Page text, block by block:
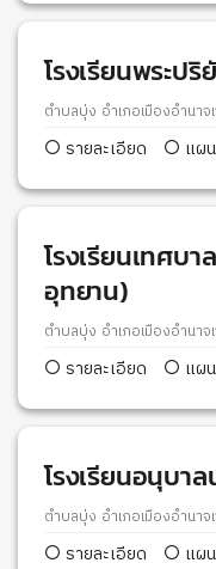
โรงเรียนพระป
ตำบลบุ่ง อำเภอเมืองอำนา
รายละเอียด แผ
โรงเรียนเทศบ
อุทยาน)
ตำบลบุ่ง อำเภอเมืองอำนา
รายละเอียด แผ
โรงเรียนอนุบา
ตำบลบุ่ง อำเภอเมืองอำนา
รายละเอียด แผ